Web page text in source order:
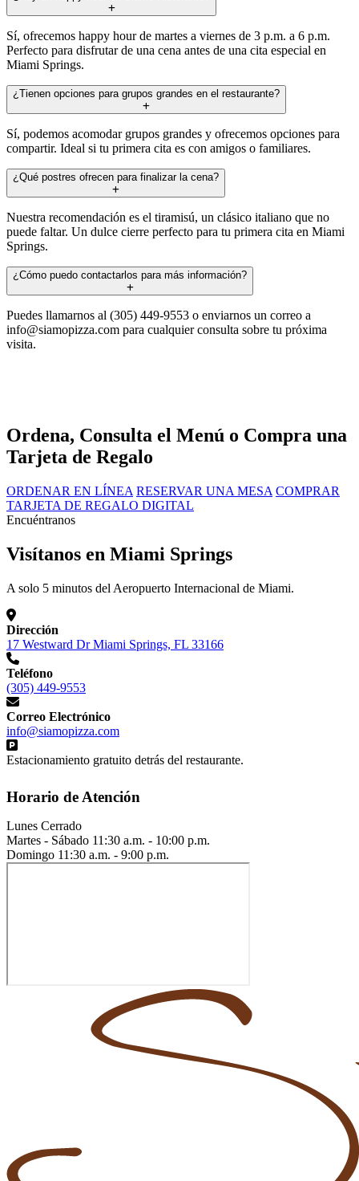
Sí, ofrecemos happy hour de martes a viernes de 3 p.m. a 6 p.m.
Perfecto para disfrutar de una cena antes de una cita especial en
Miami Springs.
¿Tienen opciones para grupos grandes en el restaurante?
Sí, podemos acomodar grupos grandes y ofrecemos opciones para
compartir. Ideal si tu primera cita es con amigos o familiares.
¿Qué postres ofrecen para finalizar la cena?
Nuestra recomendación es el tiramisú, un clásico italiano que no
puede faltar. Un dulce cierre perfecto para tu primera cita en Miami
Springs.
¿Cómo puedo contactarlos para más información?
Puedes llamarnos al (305) 449-9553 o enviarnos un correo a
info@siamopizza.com para cualquier consulta sobre tu próxima
visita.
Ordena, Consulta el Menú o Compra una
Tarjeta de Regalo
ORDENAR EN LÍNEA RESERVAR UNA MESA COMPRAR
TARJETA DE REGALO DIGITAL
Encuéntranos
Visítanos en Miami Springs
A solo 5 minutos del Aeropuerto Internacional de Miami.
Dirección
17 Westward Dr Miami Springs, FL 33166
Teléfono
(305) 449-9553
Correo Electrónico
info@siamopizza.com
Estacionamiento gratuito detrás del restaurante.
Horario de Atención
Lunes Cerrado
Martes - Sábado 11:30 a.m. - 10:00 p.m.
Domingo 11:30 a.m. - 9:00 p.m.